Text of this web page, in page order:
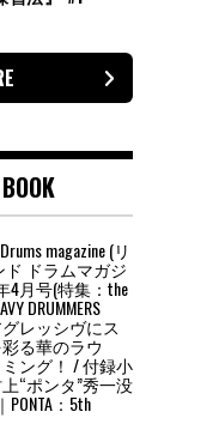
magazine (リ
ド ドラムマガジ
4月号(特集：the
DRUMMERS
レッシヴにス
る華のラウ
ング！ / 付録小
“ポンタ”秀一没
：5th